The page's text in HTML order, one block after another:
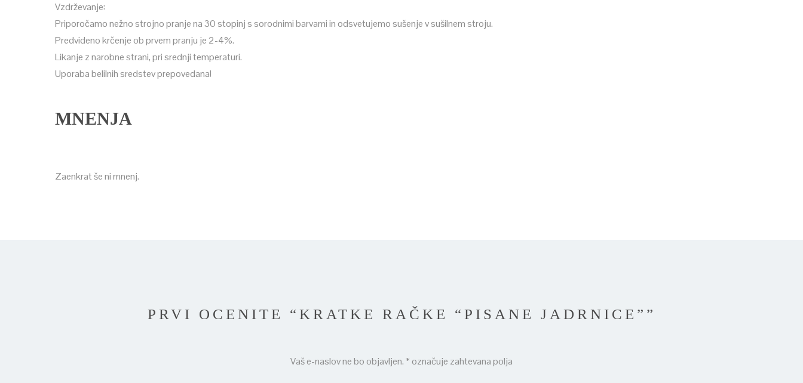
Vzdrževanje:
Priporočamo nežno strojno pranje na 30 stopinj s sorodnimi barvami in odsvetujemo sušenje v sušilnem stroju.
Predvideno krčenje ob prvem pranju je 2-4%.
Likanje z narobne strani, pri srednji temperaturi.
Uporaba belilnih sredstev prepovedana!
MNENJA
Zaenkrat še ni mnenj.
PRVI OCENITE “KRATKE RAČKE “PISANE JADRNICE””
Vaš e-naslov ne bo objavljen.* označuje zahtevana polja